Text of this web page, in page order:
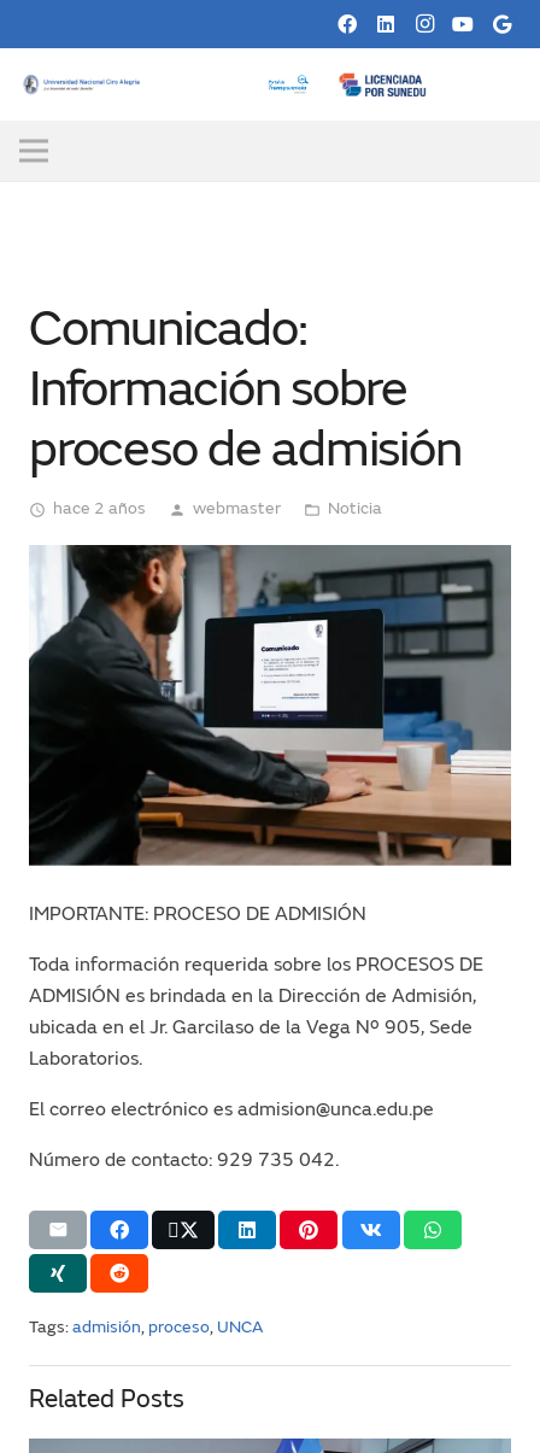
Comunicado:
Información sobre
proceso de admisión
access_time hace 2 años person webmaster folder_open Noticia
IMPORTANTE: PROCESO DE ADMISIÓN
Toda información requerida sobre los PROCESOS DE
ADMISIÓN es brindada en la Dirección de Admisión,
ubicada en el Jr. Garcilaso de la Vega Nº 905, Sede
Laboratorios.
El correo electrónico es admision@unca.edu.pe
Número de contacto: 929 735 042.
Tags: admisión, proceso, UNCA
Related Posts